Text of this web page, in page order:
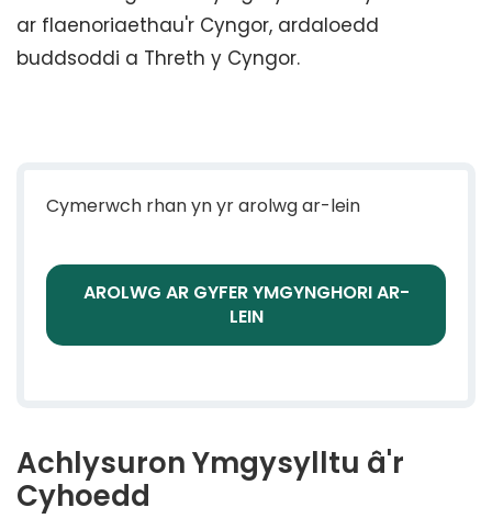
ar flaenoriaethau'r Cyngor, ardaloedd
buddsoddi a Threth y Cyngor.
Cymerwch rhan yn yr arolwg ar-lein
AROLWG AR GYFER YMGYNGHORI AR-
LEIN
Achlysuron Ymgysylltu â'r
Cyhoedd